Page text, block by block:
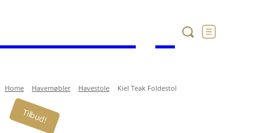
Home Havemøbler Havestole Kiel Teak Foldestol
Tilbud!